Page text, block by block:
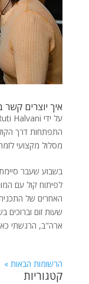
איך יוצרים קשר
על ידי Halvani
התפתחות דרך
מסלול מקצועי
בשבוע שעבר
לפיתוח קול עם
שעות זום וברוכים
ארה"ב, הרגשתי
הרשומות הבאות »
קטגוריות